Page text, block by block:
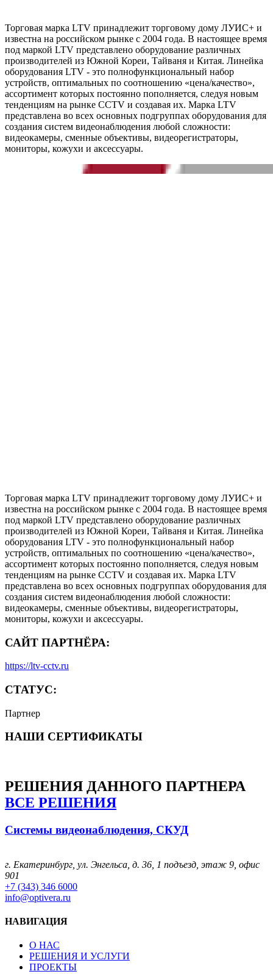
Торговая марка LTV принадлежит торговому дому ЛУИС+ и
известна на российском рынке с 2004 года. В настоящее время
под маркой LTV представлено оборудование различных
производителей из Южной Кореи, Тайваня и Китая. Линейка
оборудования LTV - это полнофункциональный набор
устройств, оптимальных по соотношению «цена/качество»,
ассортимент которых постоянно пополняется, следуя новым
тенденциям на рынке CCTV и создавая их. Марка LTV
представлена во всех основных подгруппах оборудования для
создания систем видеонаблюдения любой сложности:
видеокамеры, сменные объективы, видеорегистраторы,
мониторы, кожухи и аксессуары.
Торговая марка LTV принадлежит торговому дому ЛУИС+ и
известна на российском рынке с 2004 года. В настоящее время
под маркой LTV представлено оборудование различных
производителей из Южной Кореи, Тайваня и Китая. Линейка
оборудования LTV - это полнофункциональный набор
устройств, оптимальных по соотношению «цена/качество»,
ассортимент которых постоянно пополняется, следуя новым
тенденциям на рынке CCTV и создавая их. Марка LTV
представлена во всех основных подгруппах оборудования для
создания систем видеонаблюдения любой сложности:
видеокамеры, сменные объективы, видеорегистраторы,
мониторы, кожухи и аксессуары.
САЙТ ПАРТНЁРА:
https://ltv-cctv.ru
СТАТУС:
Партнер
НАШИ СЕРТИФИКАТЫ
РЕШЕНИЯ ДАННОГО ПАРТНЕРА
ВСЕ РЕШЕНИЯ
Системы видеонаблюдения, СКУД
г. Екатеринбург, ул. Энгельса, д. 36, 1 подъезд, этаж 9, офис
901
+7 (343) 346 6000
info@optivera.ru
НАВИГАЦИЯ
О НАС
РЕШЕНИЯ И УСЛУГИ
ПРОЕКТЫ